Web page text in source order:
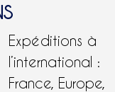
Expéditions à
l’international :
France, Europe,